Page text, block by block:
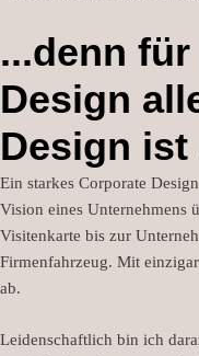
...denn
Design
Design
Ein starkes Corporate
Vision eines Unternehmens
Visitenkarte bis zur
Firmenfahrzeug. Mit
ab.
Leidenschaftlich bin ich